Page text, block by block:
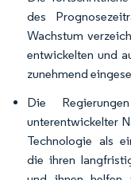
des
Wachstum
entwickelten und
zunehmend
Die
unterentwickelter
Technologie als
die ihren